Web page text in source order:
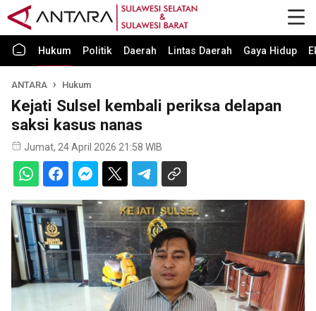
Hukum Politik Daerah Lintas Daerah Gaya Hidup
ANTARA Hukum
Kejati Sulsel kembali periksa delapan
saksi kasus nanas
Jumat, 24 April 2026 21:58 WIB